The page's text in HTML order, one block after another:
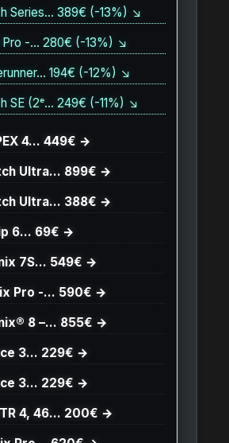
Series… 389€ (-13%) ↘
Pro -… 280€ (-13%) ↘
194€ (-12%) ↘
SE (2ᵉ… 249€ (-11%) ↘
4… 449€ →
Ultra… 899€ →
Ultra… 388€ →
6… 69€ →
7S… 549€ →
Pro -… 590€ →
8 –… 855€ →
3… 229€ →
3… 229€ →
4, 46… 200€ →